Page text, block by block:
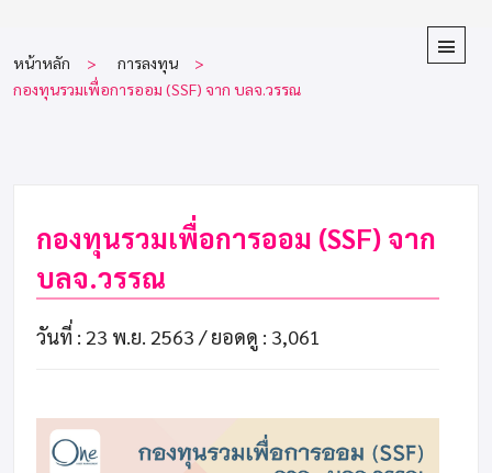
หน้าหลัก
การลงทุน
กองทุนรวมเพื่อการออม (SSF) จาก บลจ.วรรณ
กองทุนรวมเพื่อการออม (SSF) จาก
บลจ.วรรณ
วันที่ : 23 พ.ย. 2563 / ยอดดู : 3,061